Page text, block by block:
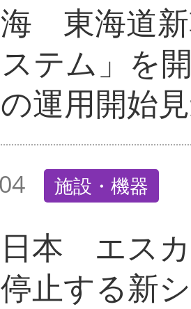
海 東海道
テム」を
運用開始
施設・機器
日本 エス
止する新